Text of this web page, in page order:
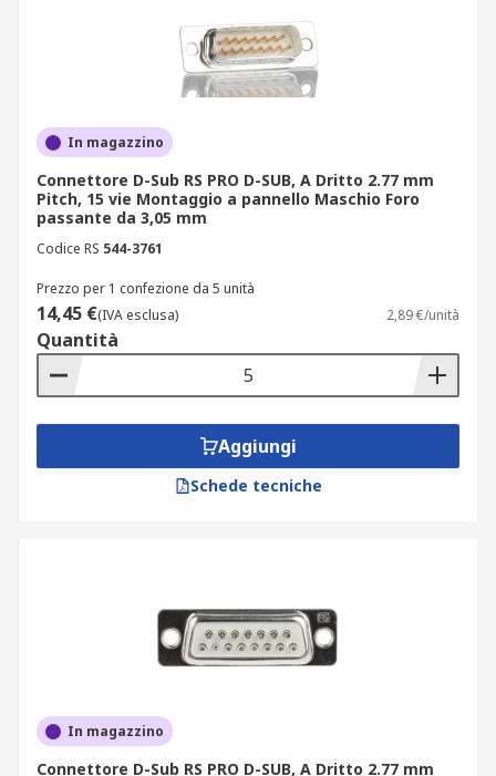
In magazzino
Connettore D-Sub RS PRO D-SUB, A Dritto 2.77 mm
Pitch, 15 vie Montaggio a pannello Maschio Foro
passante da 3,05 mm
Codice RS 544-3761
Prezzo per 1 confezione da 5 unità
14,45 €(IVA esclusa) 2,89 €/unità
Quantità
Aggiungi
Schede tecniche
In magazzino
Connettore D-Sub RS PRO D-SUB, A Dritto 2.77 mm